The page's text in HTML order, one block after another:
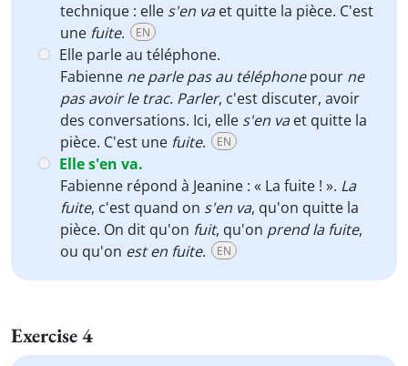
technique : elle s'en vaet quitte la pièce. C'est
une fuite. EN
Elle parle au téléphone.
Fabienne ne parle pas au téléphonepour ne
pas avoir le trac. Parler, c'est discuter, avoir
des conversations. Ici, elle s'en vaet quitte la
pièce. C'est une fuite. EN
Elle s'en va.
Fabienne répond à Jeanine : « La fuite ! ». La
fuite, c'est quand on s'en va, qu'on quitte la
pièce. On dit qu'on fuit, qu'on prend la fuite,
ou qu'on est en fuite. EN
Exercise 4